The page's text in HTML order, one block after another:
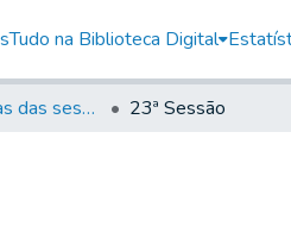
Tudo na Biblioteca Digital
Volume 02 - Atas das sessões do Governo Provisório de São Paulo (1821- 22) 23ª Sessão